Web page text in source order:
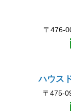
〒476-
ハウス
〒475-